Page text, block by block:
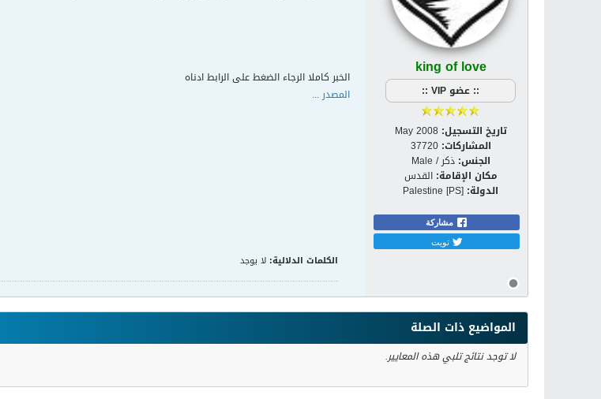
king of love
:: عضو VIP ::
تاريخ التسجيل: May 2008
المشاركات: 37720
الجنس: ذكر / Male
مكان الإقامة: القدس
الدولة: Palestine [PS]
مشاركة
تويت
الخبر كاملا الرجاء الضغط على الرابط ادناه
المصدر ...
الكلمات الدلالية: لا يوجد
المواضيع ذات الصلة
لا توجد نتائج تلبي هذه المعايير.